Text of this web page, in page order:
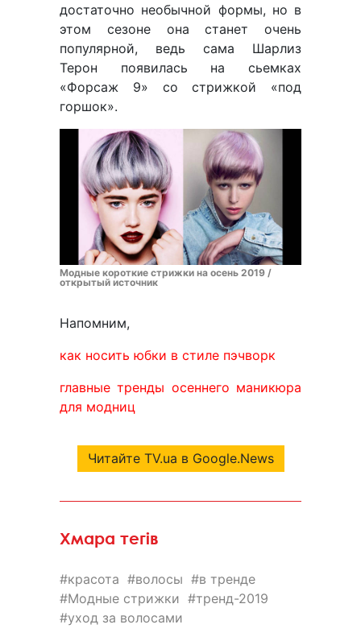
достаточно необычной формы, но в
этом сезоне она станет очень
популярной, ведь сама Шарлиз
Терон появилась на сьемках
«Форсаж 9» со стрижкой «под
горшок».
Модные короткие стрижки на осень 2019 /
открытый источник
Напомним,
как носить юбки в стиле пэчворк
главные тренды осеннего маникюра
для модниц
Читайте TV.ua в Google.News
Хмара тегів
красота волосы
в тренде
Модные стрижки
тренд-2019
уход за волосами